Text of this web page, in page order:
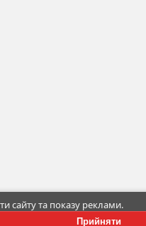
сайту та показу реклами.
Прийняти